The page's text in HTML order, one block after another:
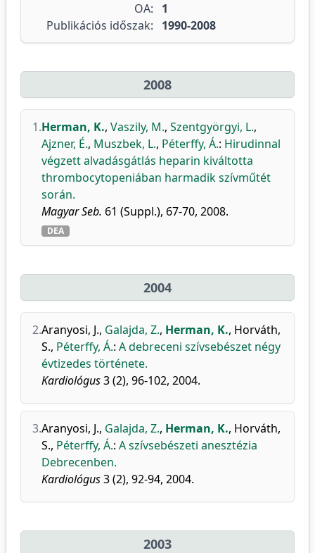
OA:
1
Publikációs időszak:
1990-2008
2008
1.Herman, K., Vaszily, M., Szentgyörgyi, L.,
Ajzner, É., Muszbek, L., Péterffy, Á.: Hirudinnal
végzett alvadásgátlás heparin kiváltotta
thrombocytopeniában harmadik szívműtét
során.
Magyar Seb. 61 (Suppl.), 67-70, 2008.
DEA
2004
2.Aranyosi, J., Galajda, Z., Herman, K., Horváth,
S., Péterffy, Á.: A debreceni szívsebészet négy
évtizedes története.
Kardiológus3 (2), 96-102, 2004.
3.Aranyosi, J., Galajda, Z., Herman, K., Horváth,
S., Péterffy, Á.: A szívsebészeti anesztézia
Debrecenben.
Kardiológus3 (2), 92-94, 2004.
2003